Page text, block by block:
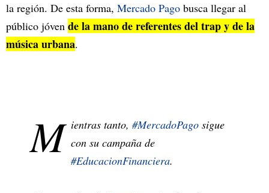
la región. De esta forma, Mercado Pago busca llegar al
público jóven de la mano de referentes del trap y de la
música urbana.
M ientras tanto, #MercadoPago sigue
con su campaña de
#EducacionFinanciera.